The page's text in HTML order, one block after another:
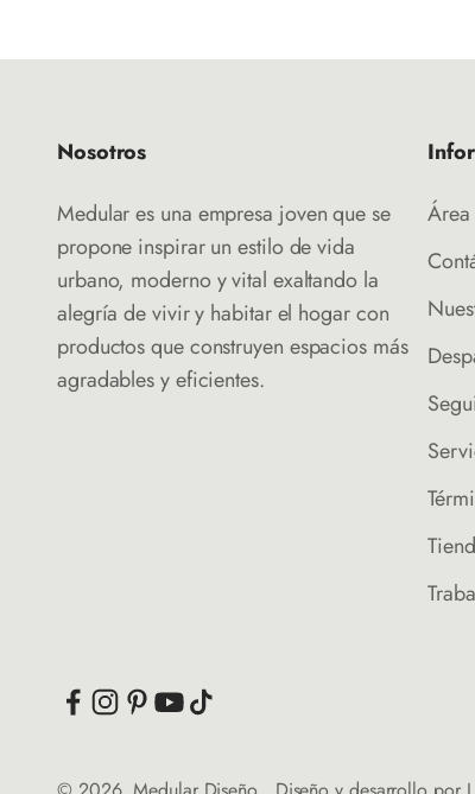
Nosotros
Medular es una empresa joven que se
propone inspirar un estilo de vida
urbano, moderno y vital exaltando la
alegría de vivir y habitar el hogar con
productos que construyen espacios más
agradables y eficientes.